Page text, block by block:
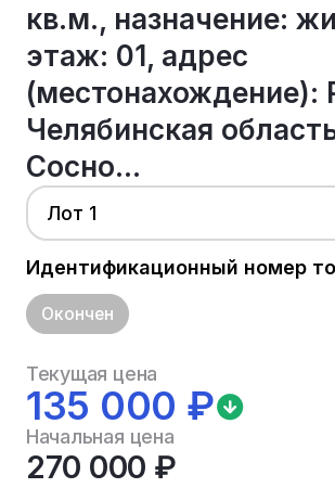
кв.м., назначение:
этаж: 01, адрес
(местонахождение):
Челябинская
Сосно...
Лот 1
Идентификационный номер
Окончен
Текущая цена
135 000 ₽
Начальная цена
270 000 ₽